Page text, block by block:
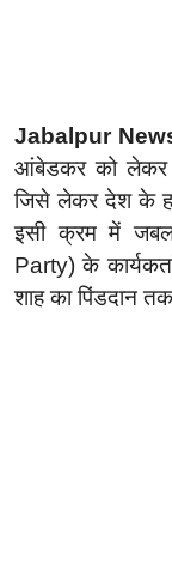
Jabalpur
आंबेडकर को लेकर
जिसे लेकर देश के
इसी क्रम में
Party) के
शाह का पिंडदान